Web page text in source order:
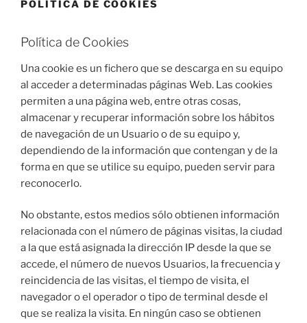
POLÍTICA DE COOKIES
Política de Cookies
Una cookie es un fichero que se descarga en su equipo
al acceder a determinadas páginas Web. Las cookies
permiten a una página web, entre otras cosas,
almacenar y recuperar información sobre los hábitos
de navegación de un Usuario o de su equipo y,
dependiendo de la información que contengan y de la
forma en que se utilice su equipo, pueden servir para
reconocerlo.
No obstante, estos medios sólo obtienen información
relacionada con el número de páginas visitas, la ciudad
a la que está asignada la dirección IP desde la que se
accede, el número de nuevos Usuarios, la frecuencia y
reincidencia de las visitas, el tiempo de visita, el
navegador o el operador o tipo de terminal desde el
que se realiza la visita. En ningún caso se obtienen